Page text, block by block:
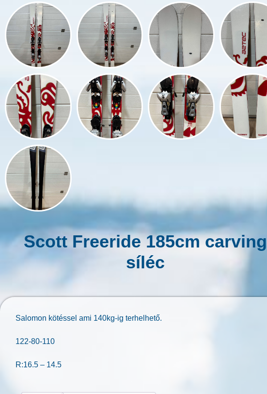
Scott Freeride 185cm carving
síléc
Salomon kötéssel ami 140kg-ig terhelhető.
122-80-110
R:16.5 – 14.5